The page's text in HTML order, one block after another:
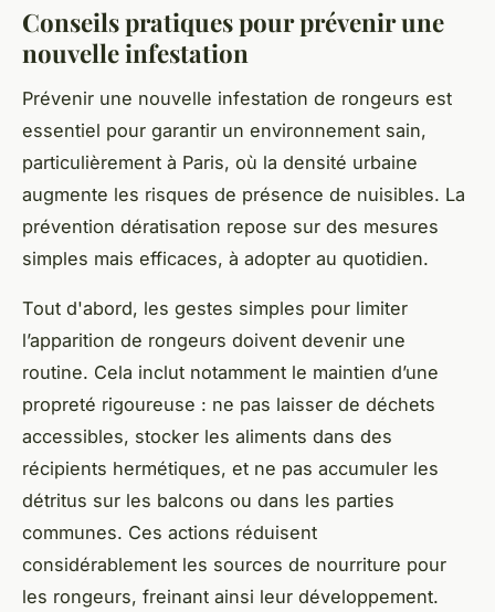
Conseils pratiques pour prévenir une
nouvelle infestation
Prévenir une nouvelle infestation de rongeurs est
essentiel pour garantir un environnement sain,
particulièrement à Paris, où la densité urbaine
augmente les risques de présence de nuisibles. La
prévention dératisation repose sur des mesures
simples mais efficaces, à adopter au quotidien.
Tout d'abord, les gestes simples pour limiter
l’apparition de rongeurs doivent devenir une
routine. Cela inclut notamment le maintien d’une
propreté rigoureuse : ne pas laisser de déchets
accessibles, stocker les aliments dans des
récipients hermétiques, et ne pas accumuler les
détritus sur les balcons ou dans les parties
communes. Ces actions réduisent
considérablement les sources de nourriture pour
les rongeurs, freinant ainsi leur développement.